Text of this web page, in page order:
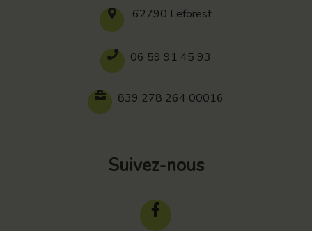
62790 Leforest
06 59 91 45 93
839 278 264 00016
Suivez-nous